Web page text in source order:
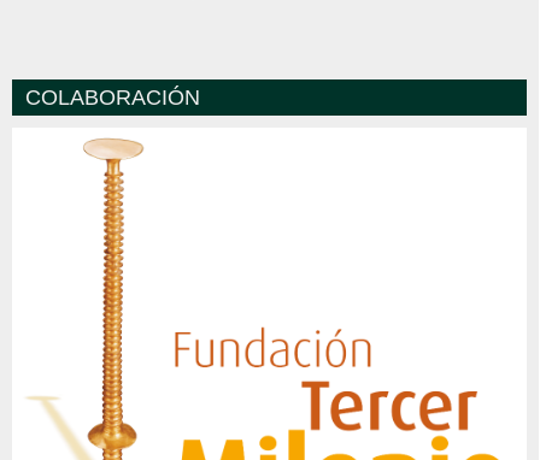
COLABORACIÓN